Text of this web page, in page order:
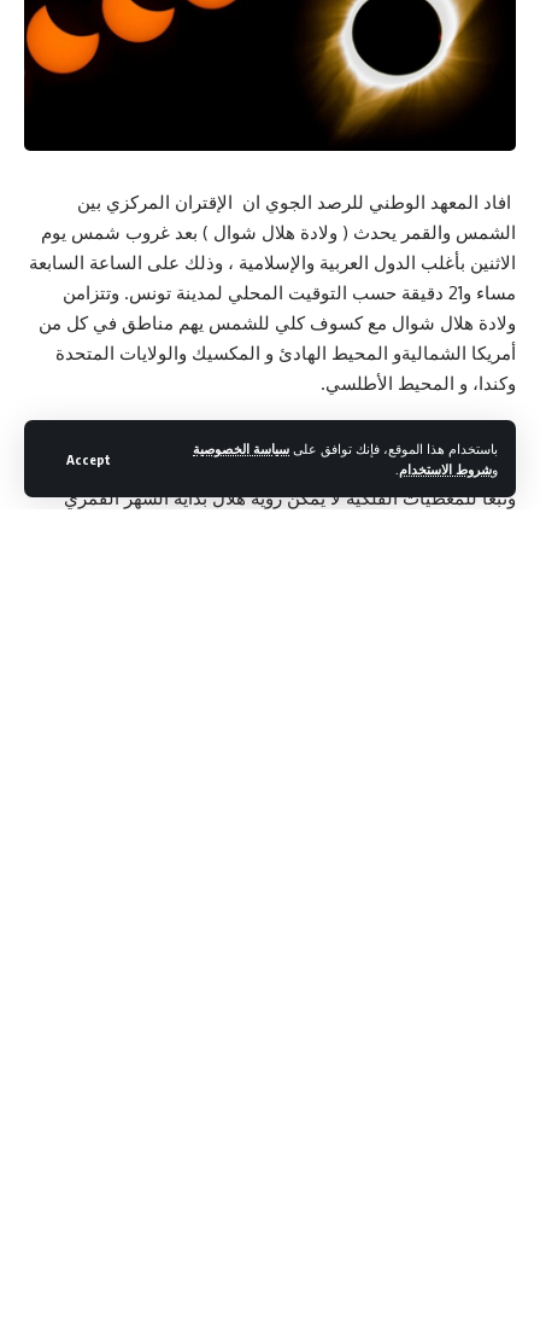
باستخدام هذا الموقع، فإنك توافق على سياسة الخصوصية
وشروط الاستخدام
Accept
افاد المعهد الوطني للرصد الجوي ان الإقتران المركزي بين
الشمس والقمر يحدث ( ولادة هلال شوال ) بعد غروب شمس يوم
الاثنين بأغلب الدول العربية والإسلامية ، وذلك على الساعة السابعة
مساء و21 دقيقة حسب التوقيت المحلي لمدينة تونس. وتتزامن
ولادة هلال شوال مع كسوف كلي للشمس يهم مناطق في كل من
أمريكا الشماليةو المحيط الهادئ و المكسيك والولايات المتحدة
وكندا، و المحيط الأطلسي.
وتجدر الإشارة ان الكسوف يعتبر إقترانا مرئي .
وتبعا للمعطيات الفلكية لا يمكن رؤية هلال بداية الشهر القمري